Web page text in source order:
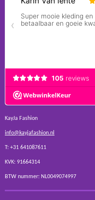
KayJa Fashion
info@kayjafashion.nl
T: +31 641087611
KVK: 91664314
BTW nummer: NL0049074997